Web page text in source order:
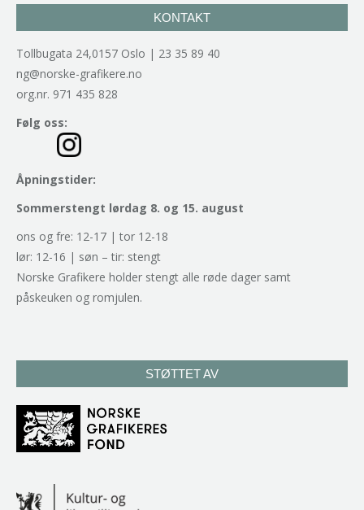
KONTAKT
Tollbugata 24,0157 Oslo | 23 35 89 40
ng@norske-grafikere.no
org.nr. 971 435 828
Følg oss:
Åpningstider:
Sommerstengt lørdag 8. og 15. august
ons og fre: 12-17 | tor 12-18
lør: 12-16 | søn – tir: stengt
Norske Grafikere holder stengt alle røde dager samt
påskeuken og romjulen.
STØTTET AV